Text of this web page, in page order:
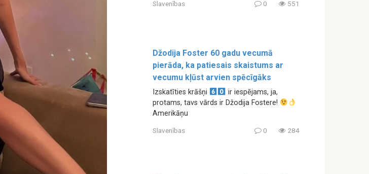
Slavenības 0 551
Džodija Foster 60 gadu vecumā
pierāda, ka patiesais skaistums ar
vecumu kļūst arvien spēcīgāks
Izskatīties krāšņi
ir iespējams, ja,
protams, tavs vārds ir Džodija Fostere!
Amerikāņu
Slavenības 0 284